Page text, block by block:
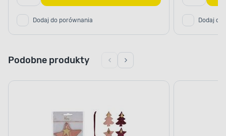
Dodaj do porównania Dodaj do
Podobne produkty